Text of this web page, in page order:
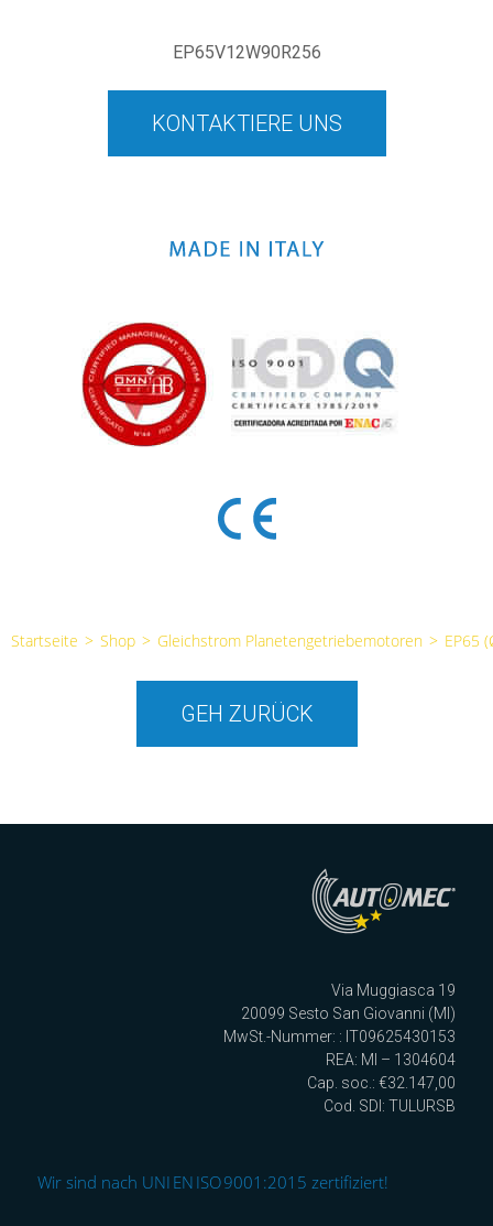
EP65V12W90R256
KONTAKTIERE UNS
Startseite > Shop > Gleichstrom Planetengetriebemotoren > EP65
GEH ZURÜCK
Via Muggiasca 19
20099 Sesto San Giovanni (MI)
MwSt.-Nummer: : IT09625430153
REA: MI – 1304604
Cap. soc.: €32.147,00
Cod. SDI: TULURSB
Wir sind nach UNI EN ISO 9001:2015 zertifiziert!